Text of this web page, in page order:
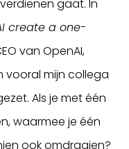
gaat. In
create a one-
van OpenAI,
vooral mijn collega
Als je met één
waarmee je één
ook omdraaien?